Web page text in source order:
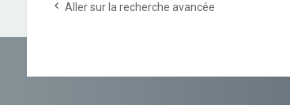
Aller sur la recherche avancée